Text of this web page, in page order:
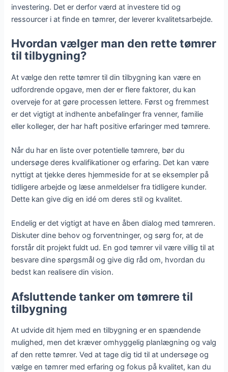
investering. Det er derfor værd at investere tid og
ressourcer i at finde en tømrer, der leverer kvalitetsarbejde.
Hvordan vælger man den rette tømrer
til tilbygning?
At vælge den rette tømrer til din tilbygning kan være en
udfordrende opgave, men der er flere faktorer, du kan
overveje for at gøre processen lettere. Først og fremmest
er det vigtigt at indhente anbefalinger fra venner, familie
eller kolleger, der har haft positive erfaringer med tømrere.
Når du har en liste over potentielle tømrere, bør du
undersøge deres kvalifikationer og erfaring. Det kan være
nyttigt at tjekke deres hjemmeside for at se eksempler på
tidligere arbejde og læse anmeldelser fra tidligere kunder.
Dette kan give dig en idé om deres stil og kvalitet.
Endelig er det vigtigt at have en åben dialog med tømreren.
Diskuter dine behov og forventninger, og sørg for, at de
forstår dit projekt fuldt ud. En god tømrer vil være villig til at
besvare dine spørgsmål og give dig råd om, hvordan du
bedst kan realisere din vision.
Afsluttende tanker om tømrere til
tilbygning
At udvide dit hjem med en tilbygning er en spændende
mulighed, men det kræver omhyggelig planlægning og valg
af den rette tømrer. Ved at tage dig tid til at undersøge og
vælge en tømrer med erfaring og fokus på kvalitet, kan du